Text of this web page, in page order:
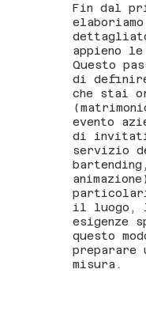
Fin dal
appieno
Questo
di
che stai
evento
di
servizio
il luogo,
esigenze
questo
preparare
misura.